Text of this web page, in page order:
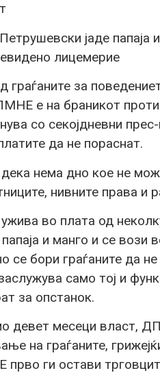
јаде папаја
лицемерие
граѓаните за
е на браникот
со секојдневни
да не пораснат.
нема дно кое не
нивните права и
во плата од
и манго и се вози
бори граѓаните да не
само тој и
за опстанок.
девет месеци власт,
на граѓаните,
ги остави